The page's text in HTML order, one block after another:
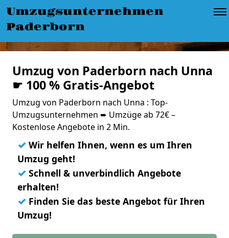
Umzugsunternehmen
Paderborn
Umzug von Paderborn nach Unna
☛ 100 % Gratis-Angebot
Umzug von Paderborn nach Unna : Top-
Umzugsunternehmen ➨ Umzüge ab 72€ –
Kostenlose Angebote in 2 Min.
✓ Wir helfen Ihnen, wenn es um Ihren
Umzug geht!
✓ Schnell & unverbindlich Angebote
erhalten!
✓ Finden Sie das beste Angebot für Ihren
Umzug!